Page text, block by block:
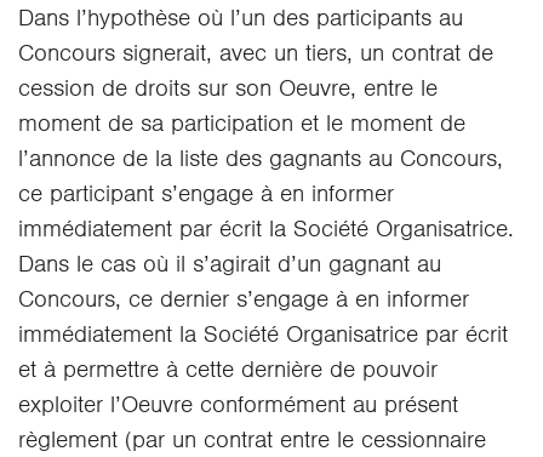
Dans l’hypothèse où l’un des participants au
Concours signerait, avec un tiers, un contrat de
cession de droits sur son Oeuvre, entre le
moment de sa participation et le moment de
l’annonce de la liste des gagnants au Concours,
ce participant s’engage à en informer
immédiatement par écrit la Société Organisatrice.
Dans le cas où il s’agirait d’un gagnant au
Concours, ce dernier s’engage à en informer
immédiatement la Société Organisatrice par écrit
et à permettre à cette dernière de pouvoir
exploiter l’Oeuvre conformément au présent
règlement (par un contrat entre le cessionnaire